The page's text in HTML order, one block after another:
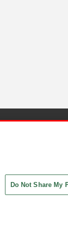
Do Not Share My